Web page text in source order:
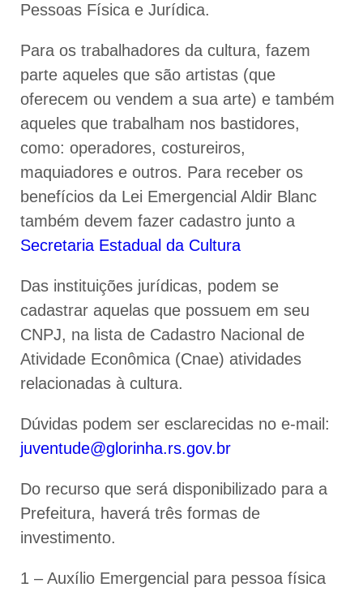
Pessoas Física e Jurídica.
Para os trabalhadores da cultura, fazem
parte aqueles que são artistas (que
oferecem ou vendem a sua arte) e também
aqueles que trabalham nos bastidores,
como: operadores, costureiros,
maquiadores e outros. Para receber os
benefícios da Lei Emergencial Aldir Blanc
também devem fazer cadastro junto a
Secretaria Estadual da Cultura
Das instituições jurídicas, podem se
cadastrar aquelas que possuem em seu
CNPJ, na lista de Cadastro Nacional de
Atividade Econômica (Cnae) atividades
relacionadas à cultura.
Dúvidas podem ser esclarecidas no e-mail:
juventude@glorinha.rs.gov.br
Do recurso que será disponibilizado para a
Prefeitura, haverá três formas de
investimento.
1 – Auxílio Emergencial para pessoa física